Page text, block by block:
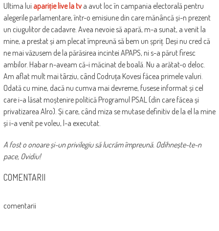
Ultima lui apariție live la tva avut loc în campania electorală pentru
alegerile parlamentare, într-o emisiune din care mănâncă și-n prezent
un ciugulitor de cadavre. Avea nevoie să apară, m-a sunat, a venit la
mine, a prestat și am plecat împreună să bem un șpriț. Deși nu cred că
ne mai văzusem de la părăsirea incintei APAPS, ni s-a părut firesc
ambilor. Habar n-aveam că-i măcinat de boală. Nu a arătat-o deloc.
Am aflat mult mai târziu, când Codruța Kovesi făcea primele valuri.
Odată cu mine, dacă nu cumva mai devreme, fusese informat și cel
care i-a lăsat moștenire politică Programul PSAL (din care făcea și
privatizarea Alro). Și care, când miza se mutase definitiv de la el la mine
și i-a venit pe voleu, l-a executat.
A fost o onoare și-un privilegiu să lucrăm împreună. Odihnește-te-n
pace, Ovidiu!
COMENTARII
comentarii